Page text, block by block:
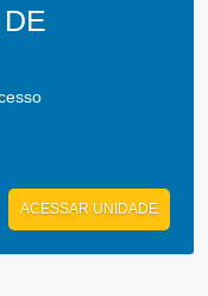
ACESSAR UNIDADE